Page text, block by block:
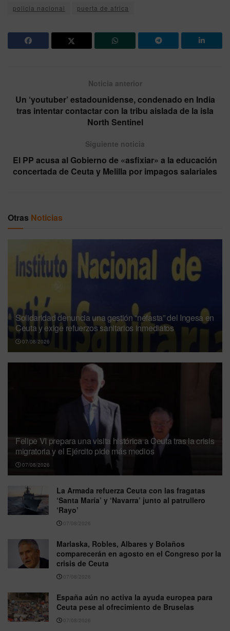
policia nacional puerta de africa
Noticia anterior
Un ‘youtuber’ estadounidense, condenado en India
tras intentar contactar con la tribu aislada de la isla
North Sentinel
Siguiente noticia
El PP acusa al Gobierno de «asfixiar» a la educación
concertada de Ceuta y Melilla por impagos salariales
Otras Noticias
Solidaridad denuncia una gestión “nefasta” del Ingesa en
Ceuta y exige refuerzos sanitarios inmediatos
07/08/2026
Felipe VI prepara una visita histórica a Ceuta tras la crisis
migratoria y el Ejército pide más medios
07/08/2026
La Armada refuerza Ceuta con las fragatas
‘Santa María’ y ‘Navarra’ junto al patrullero
‘Rayo’
07/08/2026
Marlaska, Robles, Albares y Bolaños
comparecerán en agosto en el Congreso por la
crisis de Ceuta
07/08/2026
España aún no activa la ayuda europea para
Ceuta pese al ofrecimiento de Bruselas
07/08/2026